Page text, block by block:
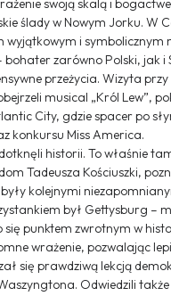
ślady w Nowym Jorku.
wyjątkowym i
bohater zarówno Polski, jak
przeżycia. Wizyta
musical „Król Lew”,
City, gdzie spacer po
konkursu Miss America.
historii. To właśnie
Tadeusza Kościuszki,
były kolejnymi
był Gettysburg –
się punktem zwrotnym w
wrażenie, pozwalając
się prawdziwą lekcją
Odwiedzili